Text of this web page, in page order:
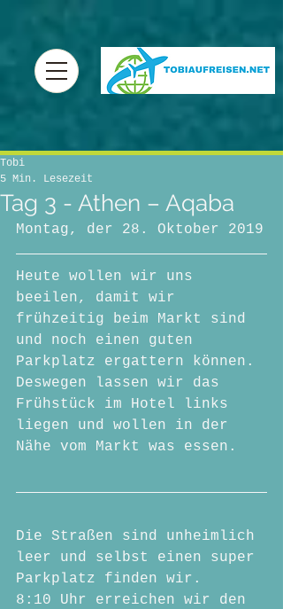
Tag 3 - Athen – Aqaba
Tobi
5 Min. Lesezeit
Montag, der 28. Oktober 2019
Heute wollen wir uns
beeilen, damit wir
frühzeitig beim Markt sind
und noch einen guten
Parkplatz ergattern können.
Deswegen lassen wir das
Frühstück im Hotel links
liegen und wollen in der
Nähe vom Markt was essen.
Die Straßen sind unheimlich
leer und selbst einen super
Parkplatz finden wir.
8:10 Uhr erreichen wir den